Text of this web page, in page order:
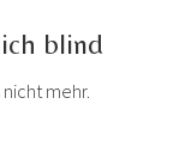
blind
mehr.